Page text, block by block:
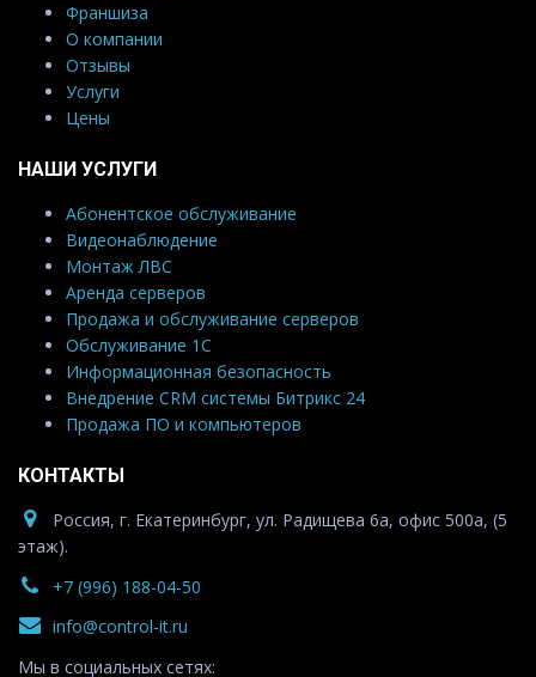
Франшиза
О компании
Отзывы
Услуги
Цены
НАШИ УСЛУГИ
Абонентское обслуживание
Видеонаблюдение
Монтаж ЛВС
Аренда серверов
Продажа и обслуживание серверов
Обслуживание 1С
Информационная безопасность
Внедрение CRM системы Битрикс 24
Продажа ПО и компьютеров
КОНТАКТЫ
Россия, г. Екатеринбург, ул. Радищева 6а, офис 500а, (5
этаж).
+7 (996) 188-04-50
info@control-it.ru
Мы в социальных сетях: